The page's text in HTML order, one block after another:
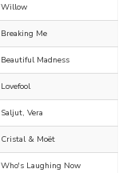
Willow
Breaking Me
Beautiful Madness
Lovefool
Saljut, Vera
Cristal & Moët
Who's Laughing Now